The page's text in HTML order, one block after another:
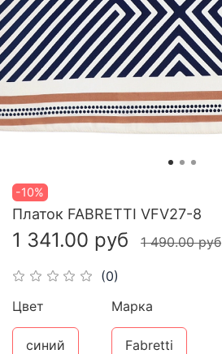
-10%
(0)
Платок FABRETTI VFV27-8
1 341.00 руб 1 490.00 руб
Цвет
синий
Марка
Fabretti